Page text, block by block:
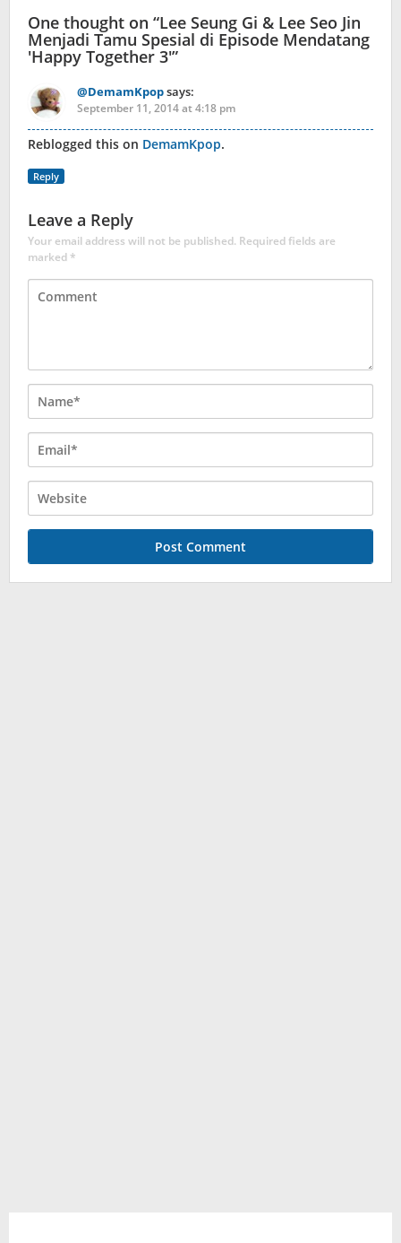
One thought on “Lee Seung Gi & Lee Seo Jin
Menjadi Tamu Spesial di Episode Mendatang
'Happy Together 3'”
@DemamKpopsays:
September 11, 2014 at 4:18 pm
Reblogged this on DemamKpop.
Reply
Leave a Reply
Your email address will not be published. Required fields are
marked*